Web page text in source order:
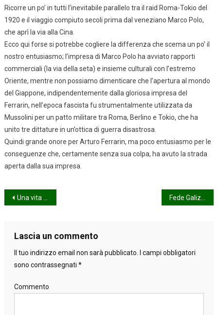
Ricorre un po’ in tutti l’inevitabile parallelo tra il raid Roma-Tokio del
1920 e il viaggio compiuto secoli prima dal veneziano Marco Polo,
che aprì la via alla Cina.
Ecco qui forse si potrebbe cogliere la differenza che scema un po’ il
nostro entusiasmo; l’impresa di Marco Polo ha avviato rapporti
commerciali (la via della seta) e insieme culturali con l’estremo
Oriente, mentre non possiamo dimenticare che l’apertura al mondo
del Giappone, indipendentemente dalla gloriosa impresa del
Ferrarin, nell’epoca fascista fu strumentalmente utilizzata da
Mussolini per un patto militare tra Roma, Berlino e Tokio, che ha
unito tre dittature in un’ottica di guerra disastrosa.
Quindi grande onore per Arturo Ferrarin, ma poco entusiasmo per le
conseguenze che, certamente senza sua colpa, ha avuto la strada
aperta dalla sua impresa.
Navigazione
Una vita al bivio
Lascia un commento
Il tuo indirizzo email non sarà pubblicato.
I campi obbligatori
sono contrassegnati *
Commento